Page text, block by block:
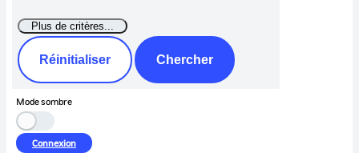
Réinitialiser Chercher
Mode sombre
Connexion